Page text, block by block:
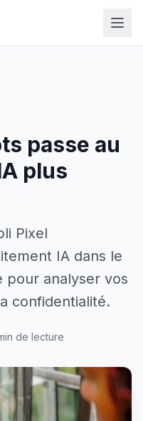
passe au
plus
Pixel
IA dans le
pour analyser vos
confidentialité.
de lecture